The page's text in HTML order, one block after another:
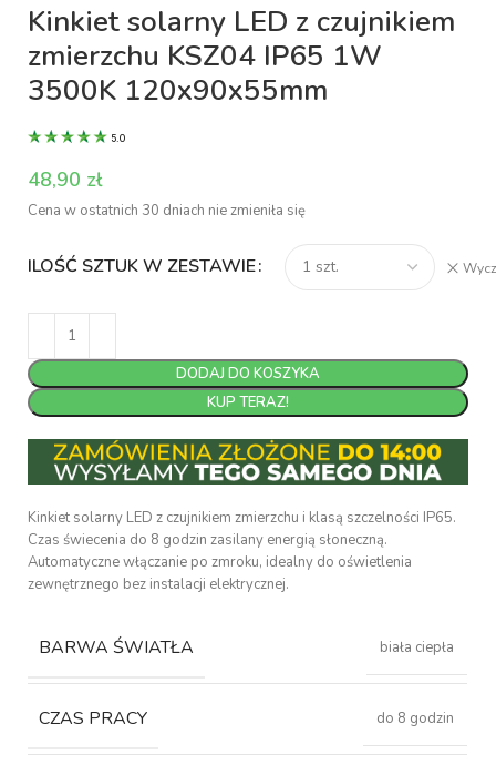
Kinkiet solarny LED z czujnikiem
zmierzchu KSZ04 IP65 1W
3500K 120x90x55mm
5.0
zł
Cena w ostatnich 30 dniach nie zmieniła się
ILOŚĆ SZTUK W ZESTAWIE
DODAJ DO KOSZYKA
KUP TERAZ!
Kinkiet solarny LED z czujnikiem zmierzchu i klasą szczelności IP65.
Czas świecenia do 8 godzin zasilany energią słoneczną.
Automatyczne włączanie po zmroku, idealny do oświetlenia
zewnętrznego bez instalacji elektrycznej.
BARWA ŚWIATŁA biała ciepła
CZAS PRACY do 8 godzin